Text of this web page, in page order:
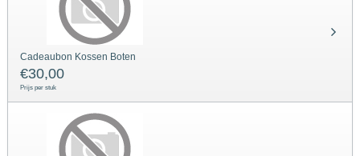
Cadeaubon Kossen Boten
€30,00
Prijs per stuk